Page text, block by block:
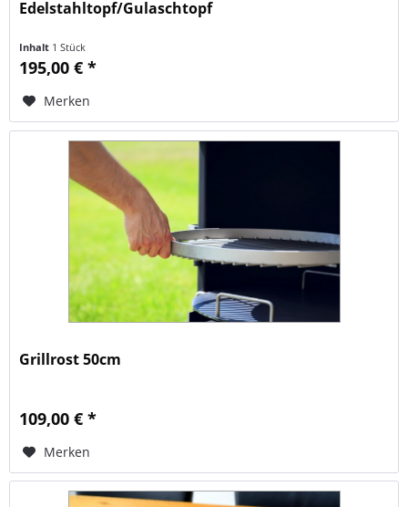
Edelstahltopf/Gulaschtopf
Inhalt 1 Stück
195,00 € *
Merken
Grillrost 50cm
109,00 € *
Merken